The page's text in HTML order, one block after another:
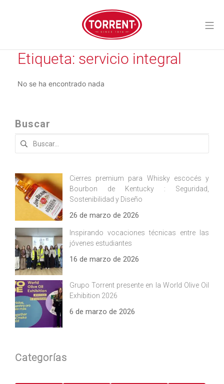
Torrent Closures
Etiqueta: servicio integral
No se ha encontrado nada
Buscar
Buscar:
Cierres premium para Whisky escocés y
Bourbon de Kentucky : Seguridad,
Sostenibilidad y Diseño
26 de marzo de 2026
Inspirando vocaciones técnicas entre las
jóvenes estudiantes
16 de marzo de 2026
Grupo Torrent presente en la World Olive Oil
Exhibition 2026
6 de marzo de 2026
Categorías